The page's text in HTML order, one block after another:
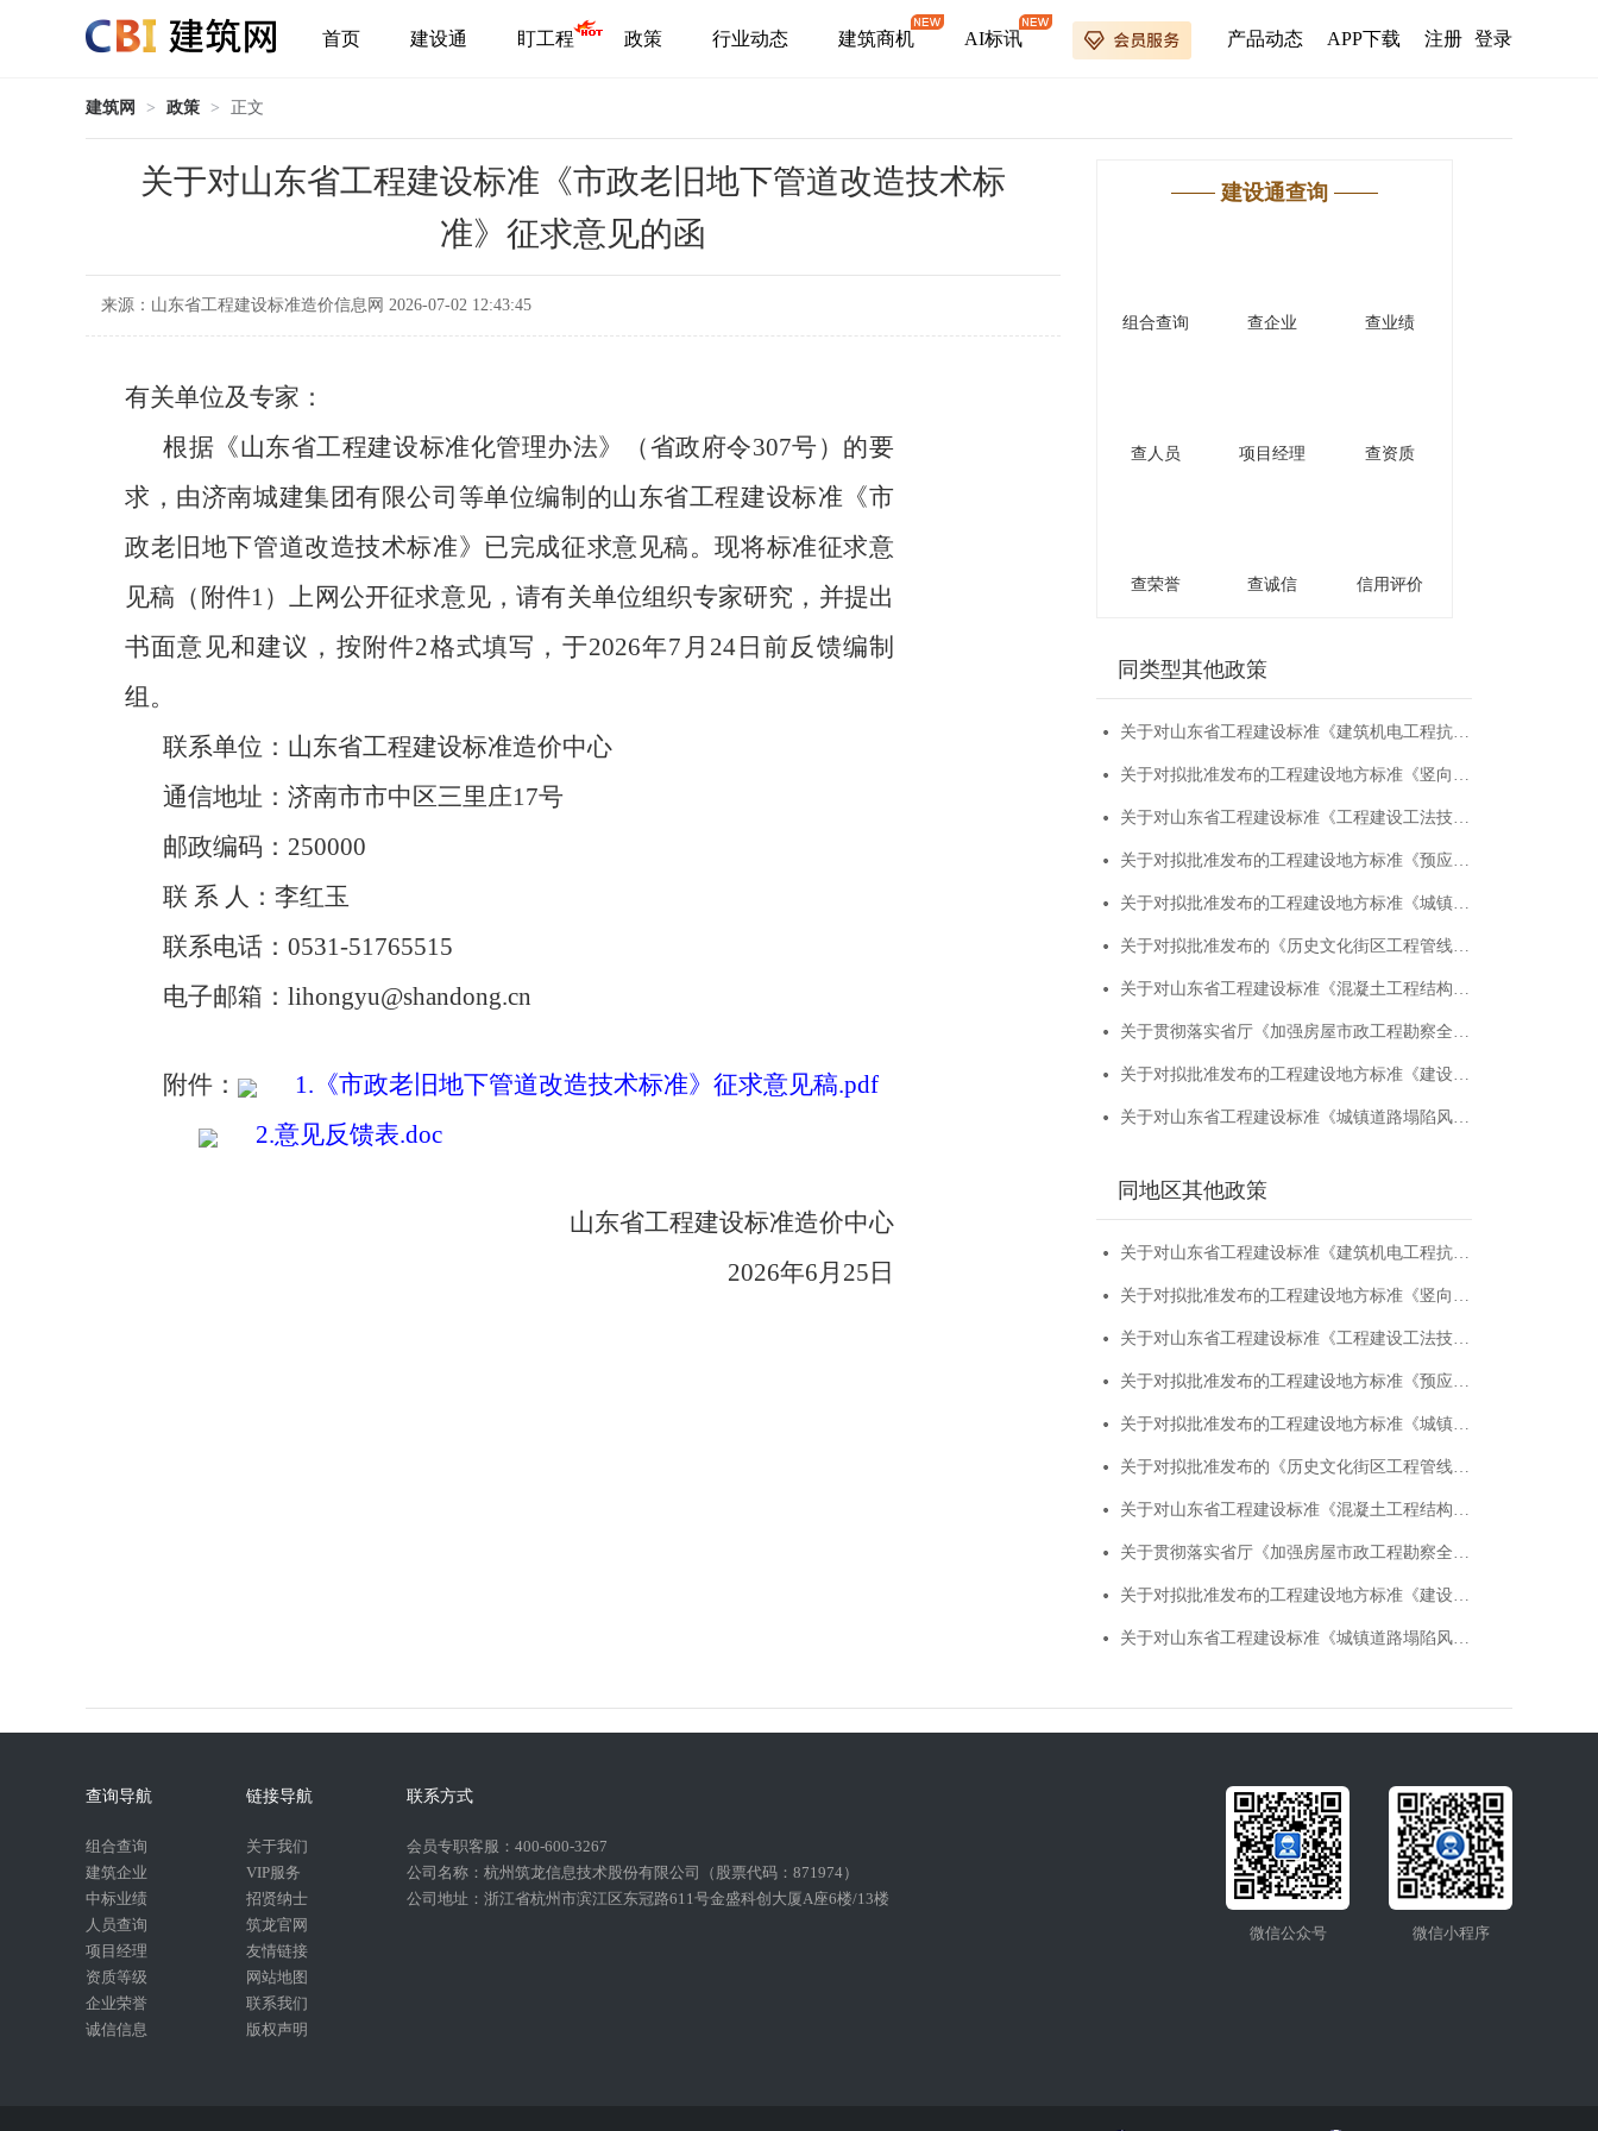
首页 建设通 盯工程 政策 行业动态 建筑商机 AI标讯 产品动态 APP下载 注册 登录
建筑网 > 政策 > 正文
关于对山东省工程建设标准《市政老旧地下管道改造技术标
准》征求意见的函
来源：山东省工程建设标准造价信息网 2026-07-02 12:43:45
有关单位及专家：
根据《山东省工程建设标准化管理办法》（省政府令307号）的要
求，由济南城建集团有限公司等单位编制的山东省工程建设标准《市
政老旧地下管道改造技术标准》已完成征求意见稿。现将标准征求意
见稿（附件1）上网公开征求意见，请有关单位组织专家研究，并提出
书面意见和建议，按附件2格式填写，于2026年7月24日前反馈编制
组。
联系单位：山东省工程建设标准造价中心
通信地址：济南市市中区三里庄17号
邮政编码：250000
联 系 人：李红玉
联系电话：0531-51765515
电子邮箱：lihongyu@shandong.cn
附件：
1.《市政老旧地下管道改造技术标准》征求意见稿.pdf
2.意见反馈表.doc
山东省工程建设标准造价中心
2026年6月25日
建设通查询
组合查询 查企业 查业绩
查人员 项目经理 查资质
查荣誉 查诚信 信用评价
同类型其他政策
关于对山东省工程建设标准《建筑机电工程抗震技术规程》征求意见的函
关于对拟批准发布的工程建设地方标准《竖向分布钢筋不连接装配整体式混凝土剪力墙结构技术规程》进行公示的通知
关于对山东省工程建设标准《工程建设工法技术标准》征求意见的函
关于对拟批准发布的工程建设地方标准《预应力碳纤维布与螺栓锚固板联合加固技术应用规程》进行公示的通知
关于对拟批准发布的工程建设地方标准《城镇道路平面交叉口沥青路面设计标准》进行公示的通知
关于对拟批准发布的《历史文化街区工程管线综合设计标准》等3项工程建设地方标准进行公示的通知
关于对山东省工程建设标准《混凝土工程结构实体检测鉴定技术标准》征求意见的函
关于贯彻落实省厅《加强房屋市政工程勘察全链条管理实施方案》的通知
关于对拟批准发布的工程建设地方标准《建设工程消防设计审查技术标准》等2项标准进行公示的通知
关于对山东省工程建设标准《城镇道路塌陷风险排查治理技术标准》征求意见的函
同地区其他政策
关于对山东省工程建设标准《建筑机电工程抗震技术规程》征求意见的函
关于对拟批准发布的工程建设地方标准《竖向分布钢筋不连接装配整体式混凝土剪力墙结构技术规程》进行公示的通知
关于对山东省工程建设标准《工程建设工法技术标准》征求意见的函
关于对拟批准发布的工程建设地方标准《预应力碳纤维布与螺栓锚固板联合加固技术应用规程》进行公示的通知
关于对拟批准发布的工程建设地方标准《城镇道路平面交叉口沥青路面设计标准》进行公示的通知
关于对拟批准发布的《历史文化街区工程管线综合设计标准》等3项工程建设地方标准进行公示的通知
关于对山东省工程建设标准《混凝土工程结构实体检测鉴定技术标准》征求意见的函
关于贯彻落实省厅《加强房屋市政工程勘察全链条管理实施方案》的通知
关于对拟批准发布的工程建设地方标准《建设工程消防设计审查技术标准》等2项标准进行公示的通知
关于对山东省工程建设标准《城镇道路塌陷风险排查治理技术标准》征求意见的函
查询导航
组合查询
建筑企业
中标业绩
人员查询
项目经理
资质等级
企业荣誉
诚信信息
链接导航
关于我们
VIP服务
招贤纳士
筑龙官网
友情链接
网站地图
联系我们
版权声明
联系方式
会员专职客服：400-600-3267
公司名称：杭州筑龙信息技术股份有限公司（股票代码：871974）
公司地址：浙江省杭州市滨江区东冠路611号金盛科创大厦A座6楼/13楼
微信公众号
微信小程序